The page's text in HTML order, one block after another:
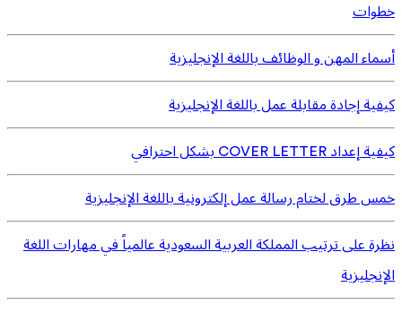
خطوات
أسماء المهن و الوظائف باللغة الإنجليزية
كيفية إجادة مقابلة عمل باللغة الإنجليزية
كيفية إعداد COVER LETTER بشكل احترافي
خمس طرق لختام رسالة عمل إلكترونية باللغة الإنجليزية
نظرة على ترتيب المملكة العربية السعودية عالمياً في مهارات اللغة
الإنجليزية